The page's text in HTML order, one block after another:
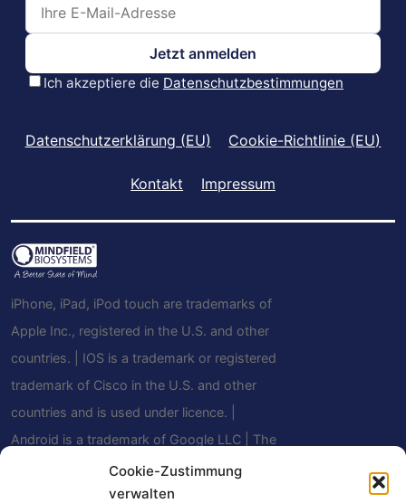
Cookie-Zustimmung
verwalten
Datenschutzerklärung (EU) Cookie-Richtlinie (EU)
Kontakt Impressum
iPhone, iPad, iPod touch are trademarks of
Apple Inc., registered in the U.S. and other
countries. | IOS is a trademark or registered
trademark of Cisco in the U.S. and other
countries and is used under licence. |
Android is a trademark of Google LLC | The
Bluetooth® word mark and logos are
registered trademarks owned by Bluetooth